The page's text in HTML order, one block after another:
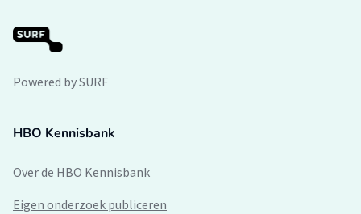
Powered by SURF
HBO Kennisbank
Over de HBO Kennisbank
Eigen onderzoek publiceren